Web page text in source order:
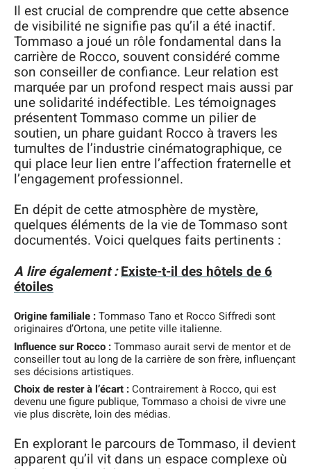
Il est crucial de comprendre que cette absence
de visibilité ne signifie pas qu’il a été inactif.
Tommaso a joué un rôle fondamental dans la
carrière de Rocco, souvent considéré comme
son conseiller de confiance. Leur relation est
marquée par un profond respect mais aussi par
une solidarité indéfectible. Les témoignages
présentent Tommaso comme un pilier de
soutien, un phare guidant Rocco à travers les
tumultes de l’industrie cinématographique, ce
qui place leur lien entre l’affection fraternelle et
l’engagement professionnel.
En dépit de cette atmosphère de mystère,
quelques éléments de la vie de Tommaso sont
documentés. Voici quelques faits pertinents :
A lire également : Existe-t-il des hôtels de 6
étoiles
Origine familiale :Tommaso Tano et Rocco Siffredi sont
originaires d’Ortona, une petite ville italienne.
Influence sur Rocco :Tommaso aurait servi de mentor et de
conseiller tout au long de la carrière de son frère, influençant
ses décisions artistiques.
Choix de rester à l’écart :Contrairement à Rocco, qui est
devenu une figure publique, Tommaso a choisi de vivre une
vie plus discrète, loin des médias.
En explorant le parcours de Tommaso, il devient
apparent qu’il vit dans un espace complexe où